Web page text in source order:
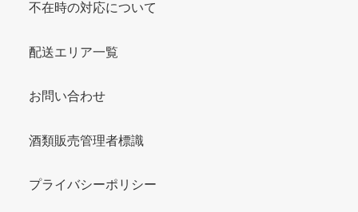
不在時の対応について
配送エリア一覧
お問い合わせ
酒類販売管理者標識
プライバシーポリシー